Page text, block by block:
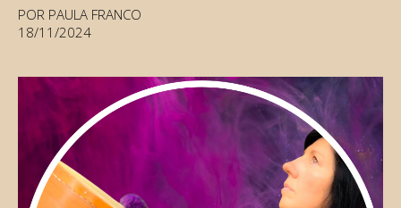
POR PAULA FRANCO
18/11/2024